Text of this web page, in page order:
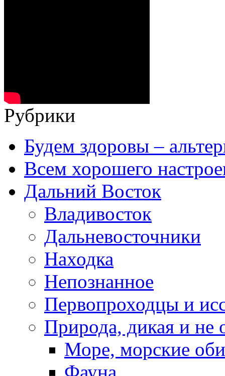
Рубрики
Будем здоровы –
Всем хорошего
Дальний Восток
Владивосток
Дальневосточники
Находка
Непознанное
Первопроходцы и
Природа, дикая и не
Море, морские